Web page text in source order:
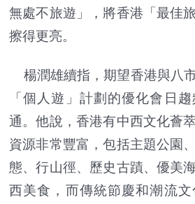
無處不旅遊」，將香港「最佳
擦得更亮。
楊潤雄續指，期望香港與八
「個人遊」計劃的優化會日
通。他說，香港有中西文化薈
資源非常豐富，包括主題公園
態、行山徑、歷史古蹟、優美
西美食，而傳統節慶和潮流